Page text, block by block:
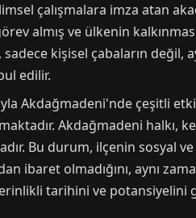
çalışmalara imza atan
almış ve ülkenin
sadece kişisel çabaların
edilir.
Akdağmadeni'nde çeşitli
Akdağmadeni halkı,
Bu durum, ilçenin
ibaret olmadığını, aynı
tarihini ve potansiyelini